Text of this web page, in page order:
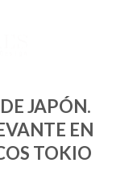
JAPÓN.
EN
TOKIO